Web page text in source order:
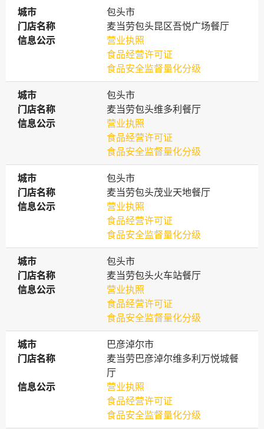
城市
城市
包头市
门店名称
门店名称
麦当劳包头昆区吾悦广场餐厅
信息公示
信息公示
营业执照
食品经营许可证
食品安全监督量化分级
城市
城市
包头市
门店名称
门店名称
麦当劳包头维多利餐厅
信息公示
信息公示
营业执照
食品经营许可证
食品安全监督量化分级
城市
城市
包头市
门店名称
门店名称
麦当劳包头茂业天地餐厅
信息公示
信息公示
营业执照
食品经营许可证
食品安全监督量化分级
城市
城市
包头市
门店名称
门店名称
麦当劳包头火车站餐厅
信息公示
信息公示
营业执照
食品经营许可证
食品安全监督量化分级
城市
城市
巴彦淖尔市
门店名称
门店名称
麦当劳巴彦淖尔维多利万悦城餐
厅
信息公示
信息公示
营业执照
食品经营许可证
食品安全监督量化分级